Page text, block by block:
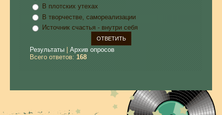
В плотских утехах
В творчестве, самореализации
Источник счастья - внутри себя
Результаты
Архив опросов
Всего ответов: 168